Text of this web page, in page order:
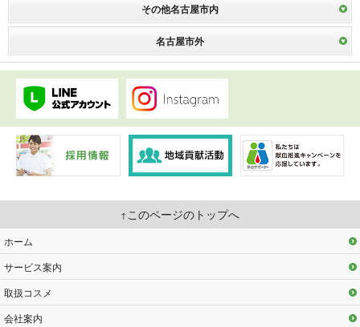
その他名古屋市内
名古屋市外
このページのトップへ
ホーム
サービス案内
取扱コスメ
会社案内